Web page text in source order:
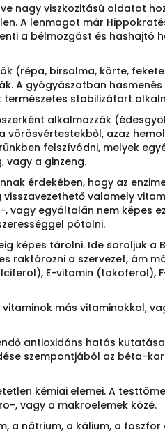
nagy viszkozitású oldatot
A lenmagot már
a bélmozgást és hashajtó
(répa, birsalma, körte,
A gyógyászatban hasmenés
stabilizátort
alkalmazzák
azaz
felszívódni, melyek
vagy a ginzeng.
érdekében, hogy az
valamely
vagy egyáltalán nem képes
pótolni.
képes tárolni. Ide soroljuk a
raktározni a szervezet, ám
E-vitamin (tokoferol),
más vitaminokkal,
antioxidáns hatás
szempontjából az béta-
kémiai elemei. A
, vagy a makroelemek közé.
a nátrium, a kálium, a foszfor